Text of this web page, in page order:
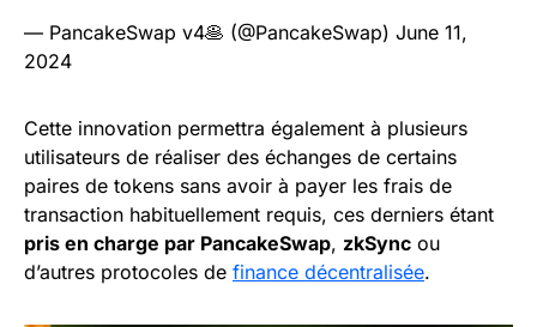
— PancakeSwap v4🥞 (@PancakeSwap) June 11,
2024
Cette innovation permettra également à plusieurs
utilisateurs de réaliser des échanges de certains
paires de tokens sans avoir à payer les frais de
transaction habituellement requis, ces derniers étant
pris en charge par PancakeSwap, zkSync ou
d’autres protocoles de finance décentralisée.